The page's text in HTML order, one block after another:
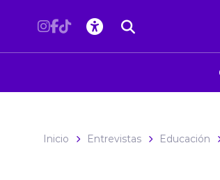
Inicio Entrevistas Educación